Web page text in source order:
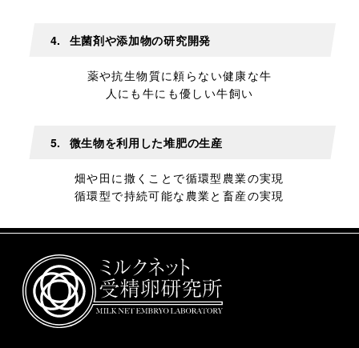
4. 生菌剤や添加物の研究開発
薬や抗生物質に頼らない健康な牛
人にも牛にも優しい牛飼い
5. 微生物を利用した堆肥の生産
畑や田に撒くことで循環型農業の実現
循環型で持続可能な農業と畜産の実現